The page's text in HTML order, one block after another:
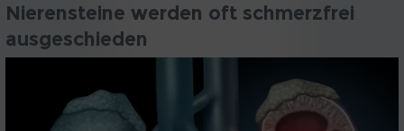
Nierensteine werden oft schmerzfrei
ausgeschieden